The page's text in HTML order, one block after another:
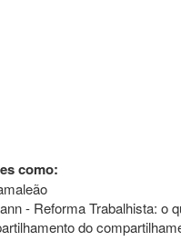
como:
- Reforma Trabalhista: o
do